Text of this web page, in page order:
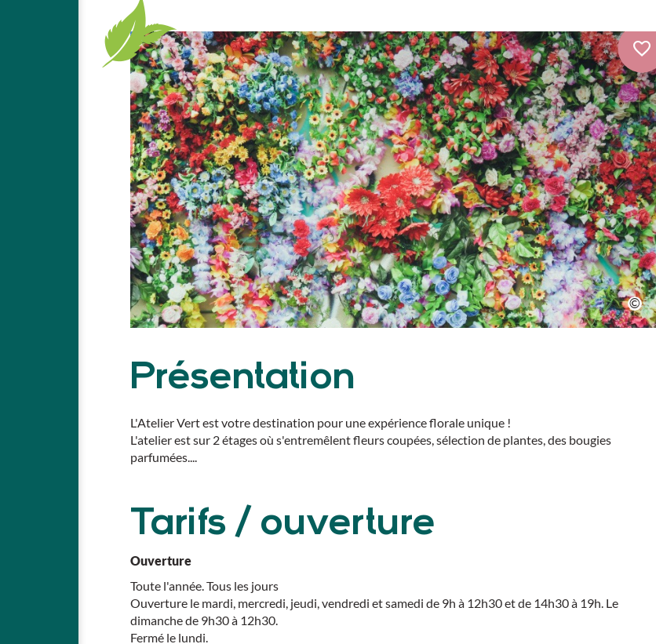
Présentation
L'Atelier Vert est votre destination pour une expérience florale unique !
L'atelier est sur 2 étages où s'entremêlent fleurs coupées, sélection de plantes, des bougies
parfumées....
Tarifs / ouverture
Ouverture
Toute l'année. Tous les jours
Ouverture le mardi, mercredi, jeudi, vendredi et samedi de 9h à 12h30 et de 14h30 à 19h. Le
dimanche de 9h30 à 12h30.
Fermé le lundi.